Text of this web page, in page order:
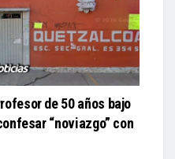
de 50 años bajo
“noviazgo” con